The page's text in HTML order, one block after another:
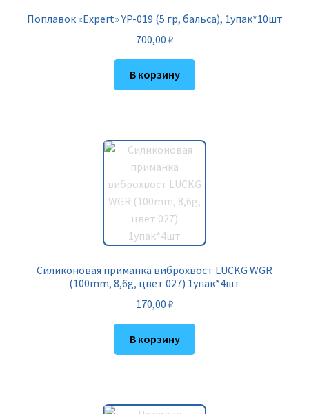
Поплавок «Expert» YP-019 (5 гр, бальса), 1упак*10шт
700,00 ₽
В корзину
Силиконовая приманка виброхвост LUCKG WGR
(100mm, 8,6g, цвет 027) 1упак*4шт
170,00 ₽
В корзину